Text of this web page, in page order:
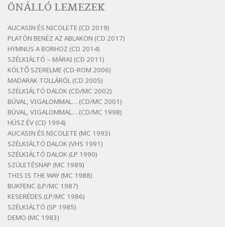
Szélkiáltó
Bertók László: Az arcodra, ha nem vigyázol
Szélkiáltó
Bertók László: Dinnye Döme
Szélkiáltó
Bertók László: Diófa-levélen
Szélkiáltó
Bertók László: El-elképzelem a falansztert
Szélkiáltó
Bertók László: Elmenni kevés, itt maradni
sok
Szélkiáltó
Bertók László: Mintha már pénteken
vasárnap
Szélkiáltó
Bertók László: Ó, az a hol volt vicinális
ÖNÁLLÓ LEMEZEK
AUCASIN ÉS NICOLETE (CD 2019)
PLATÓN BENÉZ AZ ABLAKON (CD 2017)
HYMNUS A BORHOZ (CD 2014)
SZÉLKIÁLTÓ – MÁRAI (CD 2011)
KÖLTŐ SZERELME (CD-ROM 2006)
MADARAK TOLLÁRÓL (CD 2005)
SZÉLKIÁLTÓ DALOK (CD/MC 2002)
BÚVAL, VIGALOMMAL… (CD/MC 2001)
BÚVAL, VIGALOMMAL… (CD/MC 1998)
HÚSZ ÉV (CD 1994)
AUCASIN ÉS NICOLETE (MC 1993)
SZÉLKIÁLTÓ DALOK (VHS 1991)
SZÉLKIÁLTÓ DALOK (LP 1990)
SZÜLETÉSNAP (MC 1989)
THIS IS THE WAY (MC 1988)
BUKFENC (LP/MC 1987)
KESERÉDES (LP/MC 1986)
SZÉLKIÁLTÓ (SP 1985)
DEMO (MC 1983)